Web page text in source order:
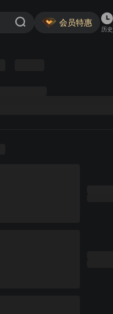
会员特惠
历史